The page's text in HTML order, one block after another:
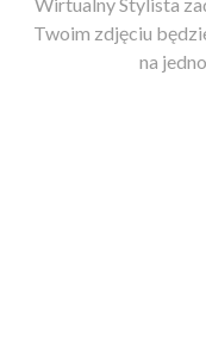
Twoim zdjęciu
na